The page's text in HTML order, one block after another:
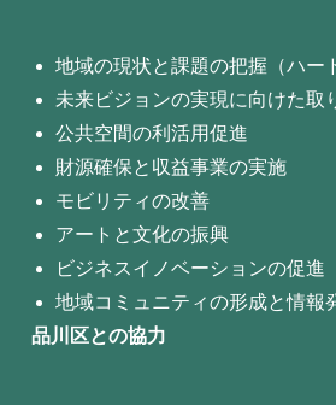
地域の現状と課題の把握（ハー
未来ビジョンの実現に向けた取
公共空間の利活用促進
財源確保と収益事業の実施
モビリティの改善
アートと文化の振興
ビジネスイノベーションの促進
地域コミュニティの形成と情報
品川区との協力